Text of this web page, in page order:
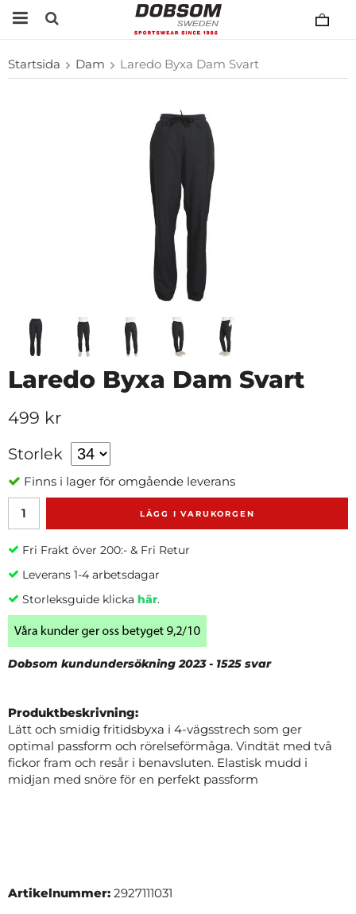
Startsida Dam Laredo Byxa Dam Svart
Laredo Byxa Dam Svart
499 kr
Storlek
Finns i lager för omgående leverans
LÄGG I VARUKORGEN
Fri Frakt över 200:- & Fri Retur
Leverans 1-4 arbetsdagar
Storleksguide klicka här.
Dobsom kundundersökning 2023 - 1525 svar
Produktbeskrivning:
Lätt och smidig fritidsbyxa i 4-vägsstrech som ger
optimal passform och rörelseförmåga. Vindtät med två
fickor fram och resår i benavsluten. Elastisk mudd i
midjan med snöre för en perfekt passform
Artikelnummer: 2927111031